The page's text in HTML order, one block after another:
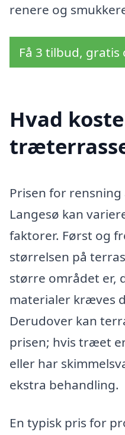
renere og
Få 3 tilbud,
Hvad
Prisen for
Langesø kan
faktorer. Først og
størrelsen på
større området er,
materialer kræves
Derudover kan
prisen; hvis træet
eller har
ekstra behandling.
En typisk pris for